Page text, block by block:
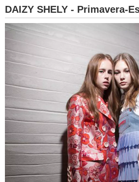
DAIZY SHELY - Primavera-